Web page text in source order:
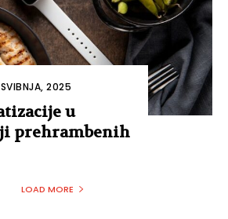
2025
u
prehrambenih
LOAD MORE